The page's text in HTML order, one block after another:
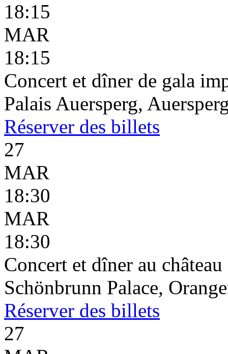
18:15
MAR
18:15
Concert et dîner de gala
Palais Auersperg,
Réserver des billets
27
MAR
18:30
MAR
18:30
Concert et dîner au
Schönbrunn Palace,
Réserver des billets
27